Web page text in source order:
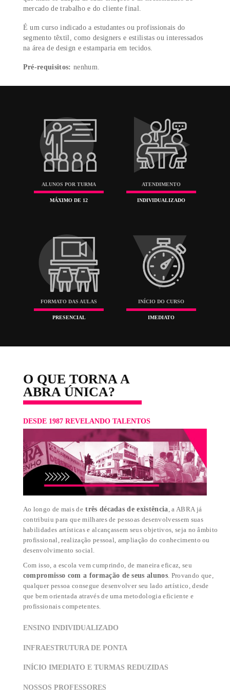
Noprimeiro módulo (Desenho Handmade)
manuais, através de conceitos de estamparia como:
Localizada ou Corrida, Rapport Direto e Indireto,
Digital), você será introduzido às linguagens digitais
que mais se adapta às suas criações e às necessidades do
mercado de trabalho e do cliente final.
É um curso indicado a estudantes ou profissionais do
segmento têxtil, como designers e estilistas ou
Pré-requisitos:nenhum.
FORMATO DAS AULAS
PRESENCIAL
INÍCIO DO CURSO
IMEDIATO
O QUE TORNA A
ABRA ÚNICA?